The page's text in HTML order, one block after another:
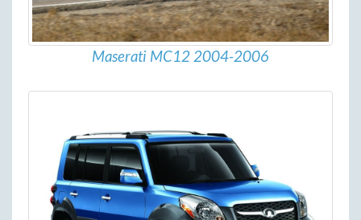
Maserati MC12 2004-2006